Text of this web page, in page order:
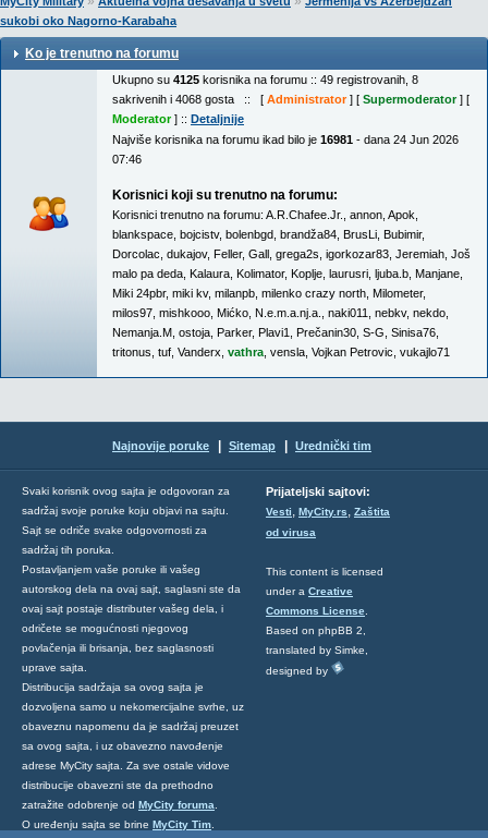
sukobi oko Nagorno-Karabaha
Ko je trenutno na forumu
Ukupno su 4125 korisnika na forumu :: 49 registrovanih, 8
sakrivenih i 4068 gosta :: [ Administrator] [ Supermoderator] [
Moderator] :: Detaljnije
Najviše korisnika na forumu ikad bilo je 16981 - dana 24 Jun 2026
07:46
Korisnici koji su trenutno na forumu:
Korisnici trenutno na forumu: A.R.Chafee.Jr. annon Apok
blankspace bojcistv, bolenbgd brandža84 BrusLi Bubimir,
Dorcolac dukajov, Feller, Gall grega2s igorkozar83 Jeremiah Još
malo pa deda Kalaura Kolimator, Koplje laurusri ljuba.b Manjane
Miki 24pbr, miki kv, milanpb milenko crazy north Milometer,
milos97 mishkooo Mićko N.e.m.a.nj.a. naki011 nebkv, nekdo
Nemanja.M ostoja Parker, Plavi1 Prečanin30 S-G Sinisa76
tritonus tuf Vanderx vathra vensla Vojkan Petrovic vukajlo71
Najnovije poruke Sitemap Urednički tim
Svaki korisnik ovog sajta je odgovoran za
sadržaj svoje poruke koju objavi na sajtu.
Sajt se odriče svake odgovornosti za
sadržaj tih poruka.
Postavljanjem vaše poruke ili vašeg
autorskog dela na ovaj sajt, saglasni ste da
ovaj sajt postaje distributer vašeg dela, i
odričete se mogućnosti njegovog
povlačenja ili brisanja, bez saglasnosti
uprave sajta.
Distribucija sadržaja sa ovog sajta je
dozvoljena samo u nekomercijalne svrhe, uz
obaveznu napomenu da je sadržaj preuzet
sa ovog sajta, i uz obavezno navođenje
adrese MyCity sajta. Za sve ostale vidove
distribucije obavezni ste da prethodno
zatražite odobrenje od MyCity foruma
O uređenju sajta se brine MyCity Tim
Prijateljski sajtovi:
Vesti, MyCity.rs, Zaštita
od virusa
This content is licensed
under a Creative
Commons License
Based on phpBB 2,
translated by Simke,
designed by